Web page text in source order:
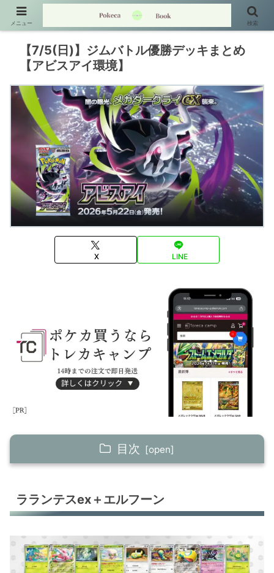
【7/5(日)】ジムバトル優勝デッキまとめ
【アビスアイ環境】
X LINE
目次
ドータクン
マンムーex
ラランテスex＋エルフーン
メニュー 検索